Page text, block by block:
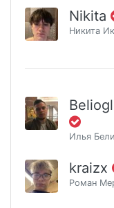
Nikita
Никита
Илья
kraizx
Роман